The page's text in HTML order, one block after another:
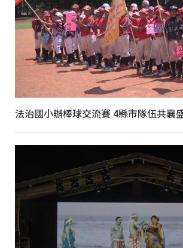
法治國小辦棒球交流賽 4縣市隊伍共襄